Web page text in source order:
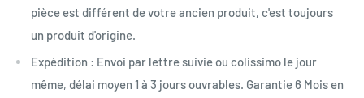
pièce est différent de votre ancien produit, c'est toujours
un produit d'origine.
Expédition : Envoi par lettre suivie ou colissimo le jour
même, délai moyen 1 à 3 jours ouvrables. Garantie 6 Mois en